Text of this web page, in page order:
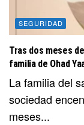
SEGURIDAD
Tras dos meses
familia de Ohad
La familia del
sociedad
meses...